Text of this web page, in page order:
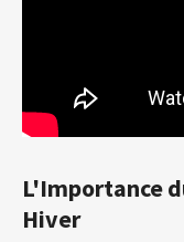
L'Importance
Hiver